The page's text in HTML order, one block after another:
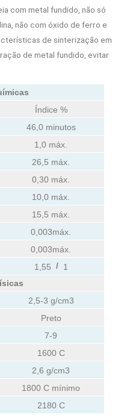
com metal fundido, não só
não com óxido de ferro e
de sinterização em
de metal fundido, evitar
Índice %
46,0 minutos
1,0 máx.
26,5 máx.
0,30 máx.
10,0 máx.
15,5 máx.
0,003máx.
0,003máx.
1,55 / 1
2,5-3 g/cm3
Preto
7-9
1600 C
2,6 g/cm3
1800 C mínimo
2180 C